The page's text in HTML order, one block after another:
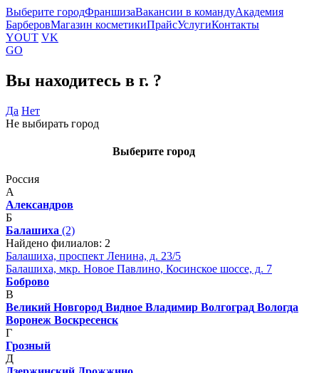
Выберите городФраншизаВакансии в командуАкадемия
БарберовМагазин косметикиПрайсУслугиКонтакты
YOUT VK
GO
Вы находитесь в г. ?
Да Нет
Не выбирать город
Выберите город
Россия
А
Александров
Б
Балашиха (2)
Найдено филиалов: 2
Балашиха, проспект Ленина, д. 23/5
Балашиха, мкр. Новое Павлино, Косинское шоссе, д. 7
Боброво
В
Великий Новгород Видное Владимир Волгоград Вологда
Воронеж Воскресенск
Г
Грозный
Д